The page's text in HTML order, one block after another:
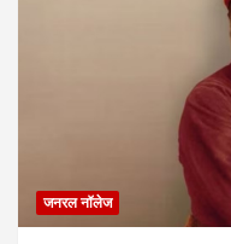
जनरल नॉलेज